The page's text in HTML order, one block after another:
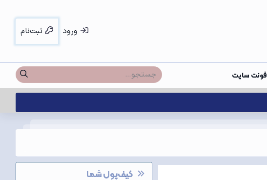
ورود ثبت‌نام
فونت سایت
کیف‌پول شما